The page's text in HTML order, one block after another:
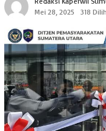
Mei 28, 2025
318